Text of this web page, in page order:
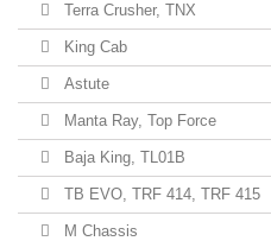
Terra Crusher, TNX
King Cab
Astute
Manta Ray, Top Force
Baja King, TL01B
TB EVO, TRF 414, TRF 415
M Chassis